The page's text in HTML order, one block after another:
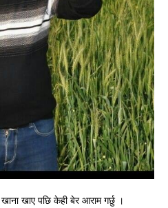
खाए पछि केही बेर आराम गर्छु ।